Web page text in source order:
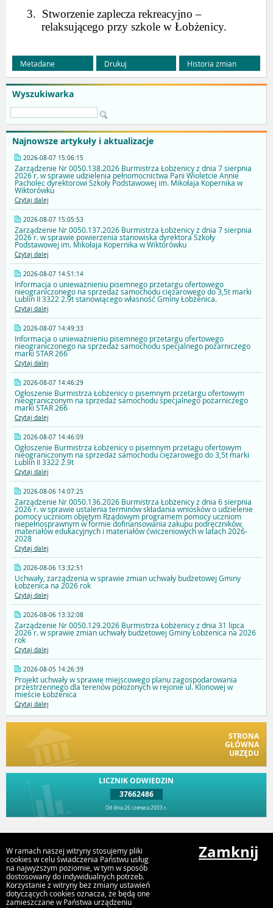
Wyszukiwarka
Najnowsze artykuły i aktualizacje
2026-08-07 15:06:15
Zarządzenie Nr 0050.138.2026 Burmistrza Łobżenicy z dnia 7 sierpnia
2026 r. w sprawie udzielenia pełnomocnictwa Pani Wioletcie Annie
Pacholec dyrektorowi Szkoły Podstawowej im. Mikołaja Kopernika w
Wiktorówku
Czytaj dalej
2026-08-07 15:05:53
Zarządzenie Nr 0050.137.2026 Burmistrza Łobżenicy z dnia 7 sierpnia
2026 r. w sprawie powierzenia stanowiska dyrektora Szkoły
Podstawowej im. Mikołaja Kopernika w Wiktorówku
Czytaj dalej
2026-08-07 14:51:14
Informacja o unieważnieniu pisemnego przetargu ofertowego
nieograniczonego na sprzedaż samochodu ciężarowego do 3,5t marki
Lublin II 3322 2.9t stanowiącego własność Gminy Łobżenica.
Czytaj dalej
2026-08-07 14:49:33
Informacja o unieważnieniu pisemnego przetargu ofertowego
nieograniczonego na sprzedaż samochodu specjalnego pożarniczego
marki STAR 266
Czytaj dalej
2026-08-07 14:46:29
Ogłoszenie Burmistrza Łobżenicy o pisemnym przetargu ofertowym
nieograniczonym na sprzedaż samochodu specjalnego pożarniczego
marki STAR 266
Czytaj dalej
2026-08-07 14:46:09
Ogłoszenie Burmistrza Łobżenicy o pisemnym przetagu ofertowym
nieograniczonym na sprzedaż samochodu ciężarowego do 3,5t marki
Lublin II 3322 2.9t
Czytaj dalej
2026-08-06 14:07:25
Zarządzenie Nr 0050.136.2026 Burmistrza Łobżenicy z dnia 6 sierpnia
2026 r. w sprawie ustalenia terminów składania wniosków o udzielenie
pomocy uczniom objętym Rządowym programem pomocy uczniom
niepełnosprawnym w formie dofinansowania zakupu podręczników,
materiałów edukacyjnych i materiałów ćwiczeniowych w latach 2026-
2028
Czytaj dalej
2026-08-06 13:32:51
Uchwały, zarządzenia w sprawie zmian uchwały budżetowej Gminy
Łobżenica na 2026 rok
Czytaj dalej
2026-08-06 13:32:08
Zarządzenie Nr 0050.129.2026 Burmistrza Łobżenicy z dnia 31 lipca
2026 r. w sprawie zmian uchwały budżetowej Gminy Łobżenica na 2026
rok
Czytaj dalej
2026-08-05 14:26:39
Projekt uchwały w sprawie miejscowego planu zagospodarowania
przestrzennego dla terenów położonych w rejonie ul. Klonowej w
mieście Łobżenica
Czytaj dalej
STRONA
GŁÓWNA
URZĘDU
LICZNIK ODWIEDZIN
37662486
Od dnia 26 czerwca 2003 r.
3. Stworzenie zaplecza rekreacyjno –
relaksującego przy szkole w Łobżenicy.
Metadane Drukuj Historia zmian
Urząd Miejski Gminy Łobżenica, ul Sikorskiego 7, 67 2868100,
gmina@lobzenica.pl
W ramach naszej witryny stosujemy pliki
cookies w celu świadczenia Państwu usług
na najwyższym poziomie, w tym w sposób
dostosowany do indywidualnych potrzeb.
Korzystanie z witryny bez zmiany ustawień
dotyczących cookies oznacza, że będą one
zamieszczane w Państwa urządzeniu
Zamknij